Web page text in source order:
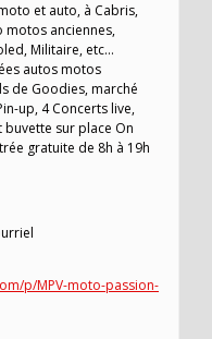
et auto, à Cabris,
motos anciennes,
Militaire, etc…
autos motos
de Goodies, marché
up, 4 Concerts live,
buvette sur place On
gratuite de 8h à 19h
p/MPV-moto-passion-